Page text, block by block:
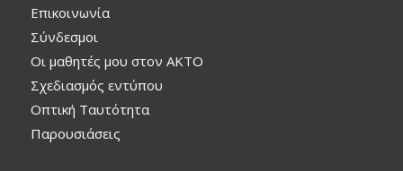
Επικοινωνία
Σύνδεσμοι
Οι μαθητές μου στον ΑΚΤΟ
Σχεδιασμός εντύπου
Οπτική Ταυτότητα
Παρουσιάσεις